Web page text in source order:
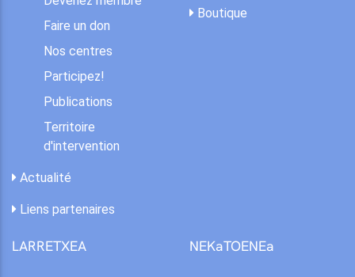
Faire un don
Nos centres
Participez!
Publications
Territoire
d'intervention
Actualité
Liens partenaires
Boutique
LARRETXEA NEKaTOENEa